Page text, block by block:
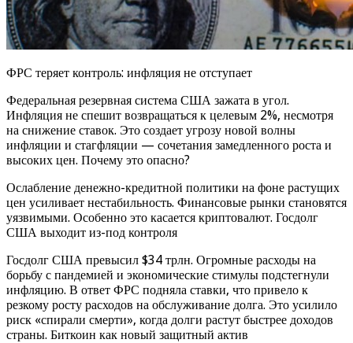
ФРС теряет контроль: инфляция не отступает
Федеральная резервная система США зажата в угол.
Инфляция не спешит возвращаться к целевым 2%, несмотря
на снижение ставок. Это создает угрозу новой волны
инфляции и стагфляции — сочетания замедленного роста и
высоких цен. Почему это опасно?
Ослабление денежно-кредитной политики на фоне растущих
цен усиливает нестабильность. Финансовые рынки становятся
уязвимыми. Особенно это касается криптовалют. Госдолг
США выходит из-под контроля
Госдолг США превысил $34 трлн. Огромные расходы на
борьбу с пандемией и экономические стимулы подстегнули
инфляцию. В ответ ФРС подняла ставки, что привело к
резкому росту расходов на обслуживание долга. Это усилило
риск «спирали смерти», когда долги растут быстрее доходов
страны. Биткоин как новый защитный актив